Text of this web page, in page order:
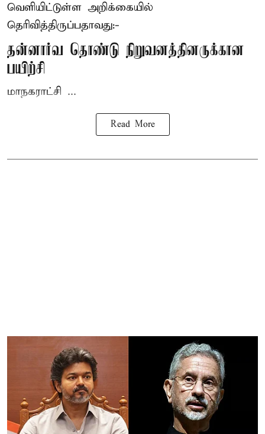
வெளியிட்டுள்ள அறிக்கையில்
தெரிவித்திருப்பதாவது:-
தன்னார்வ தொண்டு நிறுவனத்தினருக்கான
பயிற்சி
மாநகராட்சி ...
Read More